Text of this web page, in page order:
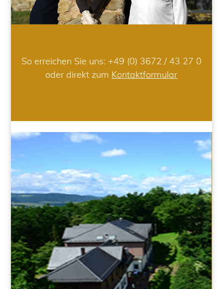
So erreichen Sie uns: +49 (0) 3672 / 43 27 0
oder direkt zum Kontaktformular
HOTEL